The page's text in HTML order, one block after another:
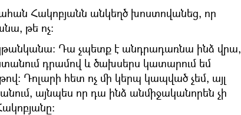
Հակոբյանն անկեղծ խոստովանեց, որ
թե ոչ։
կթանկանա։ Դա չպետք է անդրադառնա ինձ վրա,
դրամով և ծախսերս կատարում եմ
Դոլարի հետ ոչ մի կերպ կապված չեմ, այլ
այնպես որ դա ինձ անմիջականորեն չի